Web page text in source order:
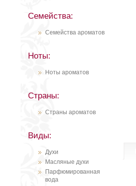
Семейства:
Семейства ароматов
Ноты:
Ноты ароматов
Страны:
Страны ароматов
Виды:
Духи
Масляные духи
Парфюмированная
вода